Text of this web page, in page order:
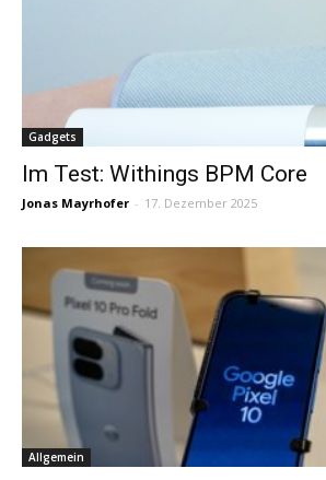
Gadgets
Im Test: Withings BPM Core
Jonas Mayrhofer - 17. Dezember 2025
Allgemein